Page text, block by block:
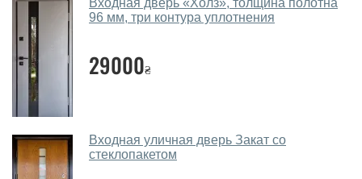
двери?
Да. Мы консультируем покупателей
через мессенджеры, онлайн чат или непосредственно
в нашем салоне-магазине.
Какие уличные двери посоветуете?
Наши рекомендации зависят от необходимых
параметров, Вашего бюджета и других факторов.
Входная дверь «Холз», толщина полотна
96 мм, три контура уплотнения
29000₴
Входная уличная дверь Закат со
стеклопакетом